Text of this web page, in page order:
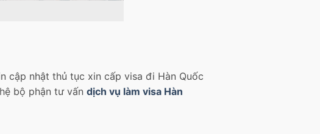
cập nhật thủ tục xin cấp visa đi Hàn Quốc
bộ phận tư vấndịch vụ làm visa Hàn